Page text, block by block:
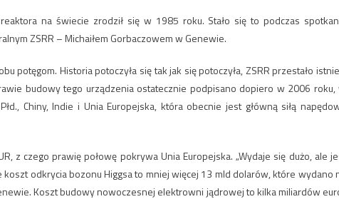
na świecie zrodził się w 1985 roku. Stało się to podczas
ZSRR – Michaiłem Gorbaczowem w Genewie.
potęgom. Historia potoczyła się tak jak się potoczyła, ZSRR przestało
budowy tego urządzenia ostatecznie podpisano dopiero w 2006 roku,
Chiny, Indie i Unia Europejska, która obecnie jest główną siłą
z czego prawię połowę pokrywa Unia Europejska. „Wydaje się dużo, ale
odkrycia bozonu Higgsa to mniej więcej 13 mld dolarów, które wydano
Koszt budowy nowoczesnej elektrowni jądrowej to kilka miliardów